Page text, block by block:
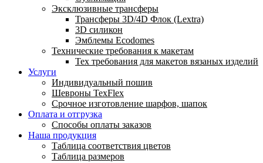
Эксклюзивные трансферы
Трансферы 3D/4D Флок (Lextra)
3D силикон
Эмблемы Ecodomes
Технические требования к макетам
Тех требования для макетов вязаных изделий
Услуги
Индивидуальный пошив
Шевроны TexFlex
Срочное изготовление шарфов, шапок
Оплата и отгрузка
Способы оплаты заказов
Наша продукция
Таблица соответствия цветов
Таблица размеров